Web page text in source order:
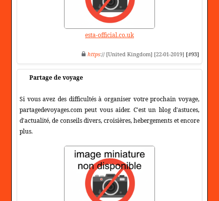
esta-official.co.uk
https:// [United Kingdom] [22-01-2019] [#93]
Partage de voyage
Si vous avez des difficultés à organiser votre prochain voyage,
partagedevoyages.com peut vous aider. C'est un blog d'astuces,
d'actualité, de conseils divers, croisières, hebergements et encore
plus.